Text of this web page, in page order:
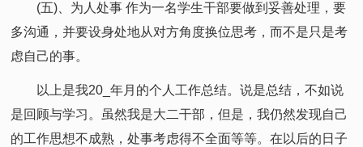
(五)、为人处事 作为一名学生干部要做到妥善处理，要
多沟通，并要设身处地从对方角度换位思考，而不是只是考
虑自己的事。
以上是我20_年月的个人工作总结。说是总结，不如说
是回顾与学习。虽然我是大二干部，但是，我仍然发现自己
的工作思想不成熟，处事考虑得不全面等等。在以后的日子